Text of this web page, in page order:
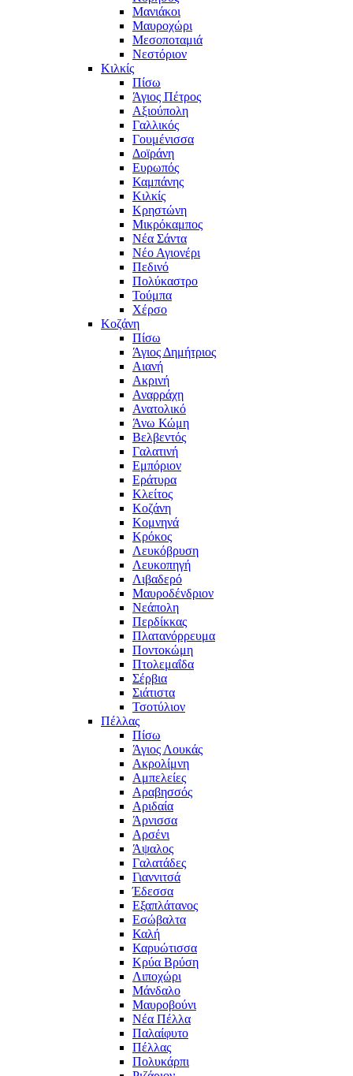
Μανιάκοι
Μαυροχώρι
Μεσοποταμιά
Νεστόριον
Κιλκίς
Πίσω
Άγιος Πέτρος
Αξιούπολη
Γαλλικός
Γουμένισσα
Δοϊράνη
Ευρωπός
Καμπάνης
Κιλκίς
Κρηστώνη
Μικρόκαμπος
Νέα Σάντα
Νέο Αγιονέρι
Πεδινό
Πολύκαστρο
Τούμπα
Χέρσο
Κοζάνη
Πίσω
Άγιος Δημήτριος
Αιανή
Ακρινή
Αναρράχη
Ανατολικό
Άνω Κώμη
Βελβεντός
Γαλατινή
Εμπόριον
Εράτυρα
Κλείτος
Κοζάνη
Κομνηνά
Κρόκος
Λευκόβρυση
Λευκοπηγή
Λιβαδερό
Μαυροδένδριον
Νεάπολη
Περδίκκας
Πλατανόρρευμα
Ποντοκώμη
Πτολεμαΐδα
Σέρβια
Σιάτιστα
Τσοτύλιον
Πέλλας
Πίσω
Άγιος Λουκάς
Ακρολίμνη
Αμπελείες
Αραβησσός
Αριδαία
Άρνισσα
Αρσένι
Άψαλος
Γαλατάδες
Γιαννιτσά
Έδεσσα
Εξαπλάτανος
Εσώβαλτα
Καλή
Καρυώτισσα
Κρύα Βρύση
Λιποχώρι
Μάνδαλο
Μαυροβούνι
Νέα Πέλλα
Παλαίφυτο
Πέλλας
Πολυκάρπι